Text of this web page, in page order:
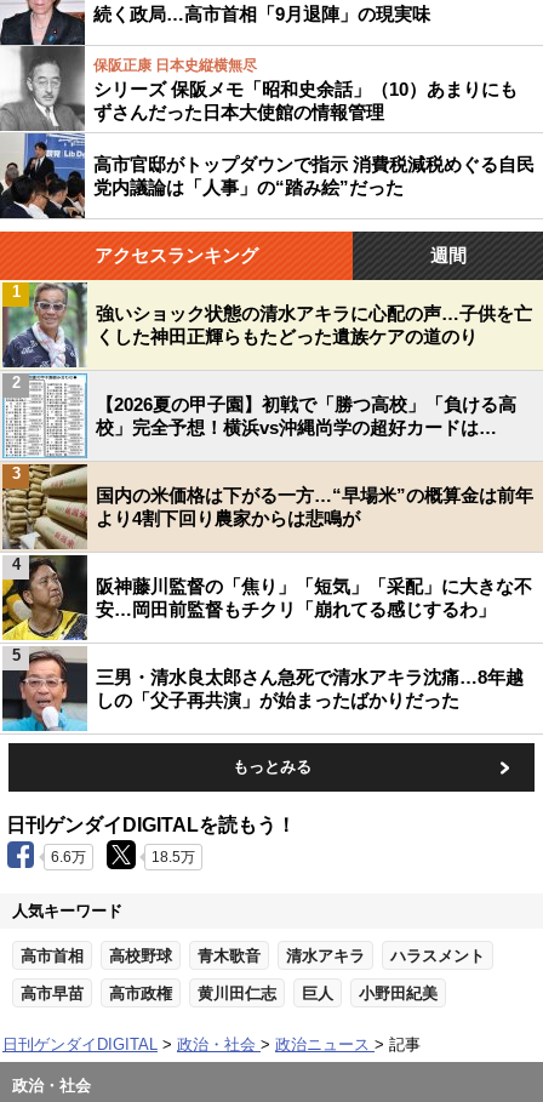
続く政局…高市首相「9月退陣」の現実味
保阪正康 日本史縦横無尽
シリーズ 保阪メモ「昭和史余話」（10）あまりにも
ずさんだった日本大使館の情報管理
高市官邸がトップダウンで指示 消費税減税めぐる自民
党内議論は「人事」の“踏み絵”だった
アクセスランキング 週間
強いショック状態の清水アキラに心配の声…子供を亡
くした神田正輝らもたどった遺族ケアの道のり
1
【2026夏の甲子園】初戦で「勝つ高校」「負ける高
校」完全予想！横浜vs沖縄尚学の超好カードは…
2
国内の米価格は下がる一方…“早場米”の概算金は前年
より4割下回り農家からは悲鳴が
3
阪神藤川監督の「焦り」「短気」「采配」に大きな不
安…岡田前監督もチクリ「崩れてる感じするわ」
4
三男・清水良太郎さん急死で清水アキラ沈痛…8年越
しの「父子再共演」が始まったばかりだった
5
もっとみる
日刊ゲンダイDIGITALを読もう！
6.6万 18.5万
人気キーワード
高市首相 高校野球 青木歌音 清水アキラ ハラスメント
高市早苗 高市政権 黄川田仁志 巨人 小野田紀美
日刊ゲンダイDIGITAL 政治・社会 政治ニュース 記事
政治・社会